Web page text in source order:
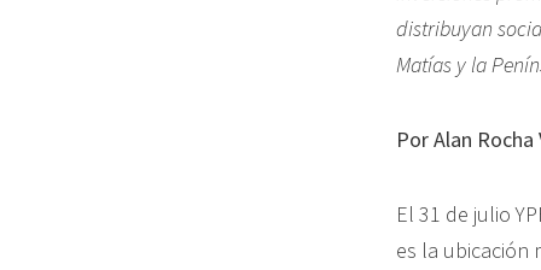
distribuyan
Matías y la
Por Alan
El 31 de julio
es la ubicación